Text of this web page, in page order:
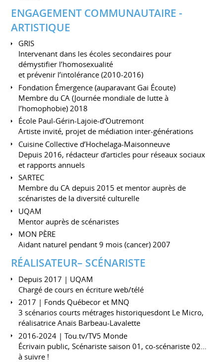
ENGAGEMENT COMMUNAUTAIRE -
ARTISTIQUE
GRIS
Intervenant dans les écoles secondaires pour
démystifier l’homosexualité
et prévenir l’intolérance (2010-2016)
Fondation Émergence (auparavant Gai Écoute)
Membre du CA (Journée mondiale de lutte à
l’homophobie) 2018
École Paul-Gérin-Lajoie-d’Outremont
Artiste invité, projet de médiation inter-générations
Cuisine Collective d’Hochelaga-Maisonneuve
Depuis 2016, rédacteur d’articles pour réseaux sociaux
et rapports annuels
SARTEC
Membre du CA depuis 2015 et mentor auprès de
scénaristes de la diversité culturelle
UQAM
Mentor auprès de scénaristes
MON PÈRE
Aidant naturel pendant 9 mois (cancer) 2007
RÉALISATEUR– SCÉNARISTE
Depuis 2017 | UQAM
Chargé de cours en écriture web/télé
2017 | Fonds Québecor et MNQ
3 scénarios courts métrages historiquesdont Le Micro,
réalisatrice Anaïs Barbeau-Lavalette
2016-2024 | Tou.tv/TV5 Monde
Écrivain public, Scénariste saison 01, co-scénariste 02…
à suivre !